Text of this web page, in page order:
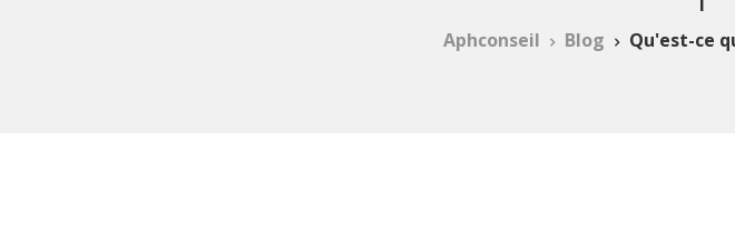
Aphconseil Blog Qu'est-ce